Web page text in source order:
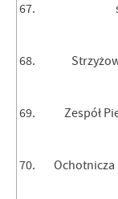
67.
68.
69. Zespół
70. Ochotnicza